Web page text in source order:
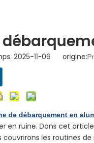
2025-11-06 origine:
de débarquement en
en ruine. Dans cet
les routines